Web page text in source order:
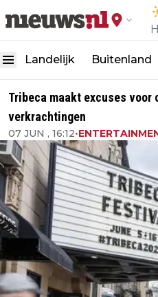
Landelijk Buitenland
Tribeca maakt excuses voor
verkrachtingen
07 JUN , 16:12•